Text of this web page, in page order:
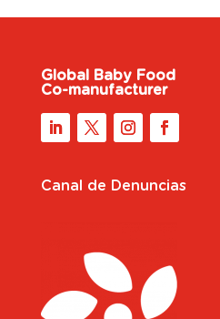
Global Baby Food
Co-manufacturer
Canal de Denuncias